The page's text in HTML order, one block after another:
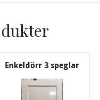
Enkeldörr 3 speglar